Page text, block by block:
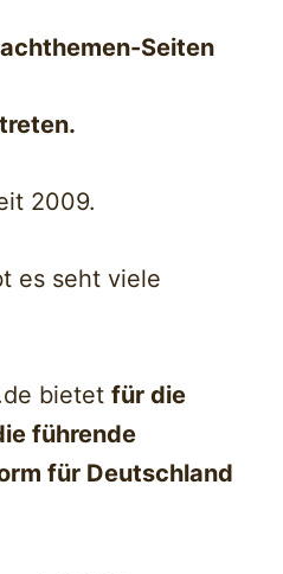
Seiten
2009.
es seht viele
bietetfür die
führende
für Deutschland